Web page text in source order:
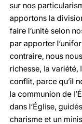
sur nos
apportons la
faire l’unité selon
par apporter
contraire, nous
richesse, la variété,
conflit, parce qu’il
la communion de
dans l’Église,
charisme et un